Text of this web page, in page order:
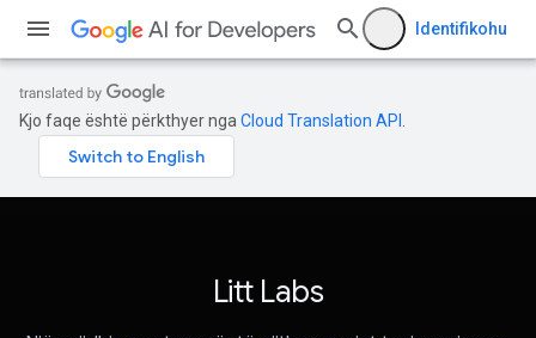
Identifikohu
Kjo faqe është përkthyer nga Cloud Translation API
Litt Labs